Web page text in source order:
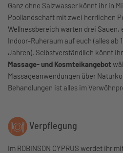
Ganz ohne Salzwasser könnt ihr in
Poollandschaft mit zwei herrlichen
Wellnessbereich warten drei Sauen,
Indoor-Ruheraum auf euch (alles ab
Jahren). Selbstverständlich könnt
Massage- und Kosmteikangebot
Massageanwendungen über
Behandlungen ist alles im
Verpflegung
Im ROBINSON CYPRUS werdet ihr